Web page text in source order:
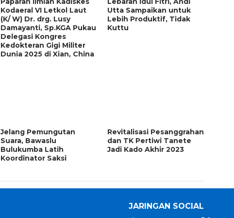
Kodaeral VI Letkol Laut
(K/ W) Dr. drg. Lusy
Damayanti, Sp.KGA Pukau
Delegasi Kongres
Kedokteran Gigi Militer
Dunia 2025 di Xian, China
JARINGAN SOCIAL
Youtube